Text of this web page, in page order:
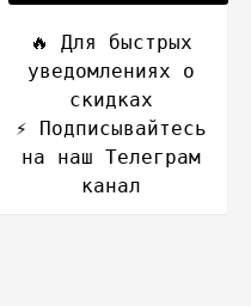
🔥 Для быстрых
уведомлениях о
скидках
⚡️ Подписывайтесь
на наш Телеграм
канал